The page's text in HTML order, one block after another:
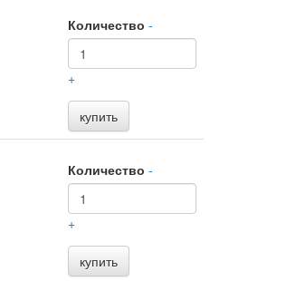
Количество -
+
купить
Количество -
+
купить